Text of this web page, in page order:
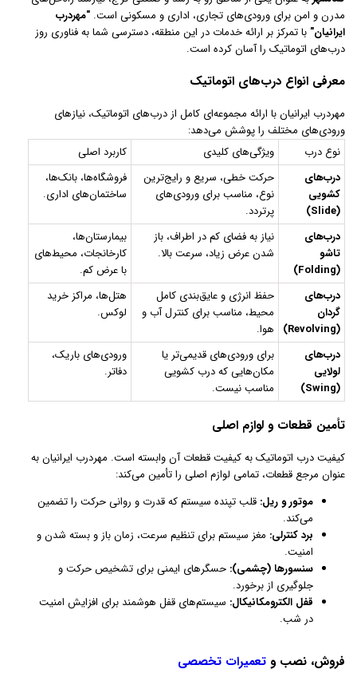
مدرن و امن برای ورودی‌های تجاری، اداری و مسکونی است. "مهردرب
ایرانیان" با تمرکز بر ارائه خدمات در این منطقه، دسترسی شما به فناوری روز
درب‌های اتوماتیک را آسان کرده است.
معرفی انواع درب‌های اتوماتیک
مهردرب ایرانیان با ارائه مجموعه‌ای کامل از درب‌های اتوماتیک، نیازهای
ورودی‌های مختلف را پوشش می‌دهد:
نوع درب
ویژگی‌های کلیدی
کاربرد اصلی
درب‌های
کشویی
(Slide)
حرکت خطی، سریع و رایج‌ترین
نوع، مناسب برای ورودی‌های
پرتردد.
فروشگاه‌ها، بانک‌ها،
ساختمان‌های اداری.
درب‌های
تاشو
(Folding)
نیاز به فضای کم در اطراف، باز
شدن عرض زیاد، سرعت بالا.
بیمارستان‌ها،
کارخانجات، محیط‌های
با عرض کم.
درب‌های
گردان
(Revolving)
حفظ انرژی و عایق‌بندی کامل
محیط، مناسب برای کنترل آب و
هوا.
هتل‌ها، مراکز خرید
لوکس.
درب‌های
لولایی
(Swing)
برای ورودی‌های قدیمی‌تر یا
مکان‌هایی که درب کشویی
مناسب نیست.
ورودی‌های باریک،
دفاتر.
تأمین قطعات و لوازم اصلی
کیفیت درب اتوماتیک به کیفیت قطعات آن وابسته است. مهردرب ایرانیان به
عنوان مرجع قطعات، تمامی لوازم اصلی را تأمین می‌کند:
موتور و ریل: قلب تپنده سیستم که قدرت و روانی حرکت را تضمین
می‌کند.
برد کنترلی: مغز سیستم برای تنظیم سرعت، زمان باز و بسته شدن و
امنیت.
سنسورها (چشمی): حسگرهای ایمنی برای تشخیص حرکت و
جلوگیری از برخورد.
قفل الکترومکانیکال: سیستم‌های قفل هوشمند برای افزایش امنیت
در شب.
فروش، نصب و تعمیرات تخصصی